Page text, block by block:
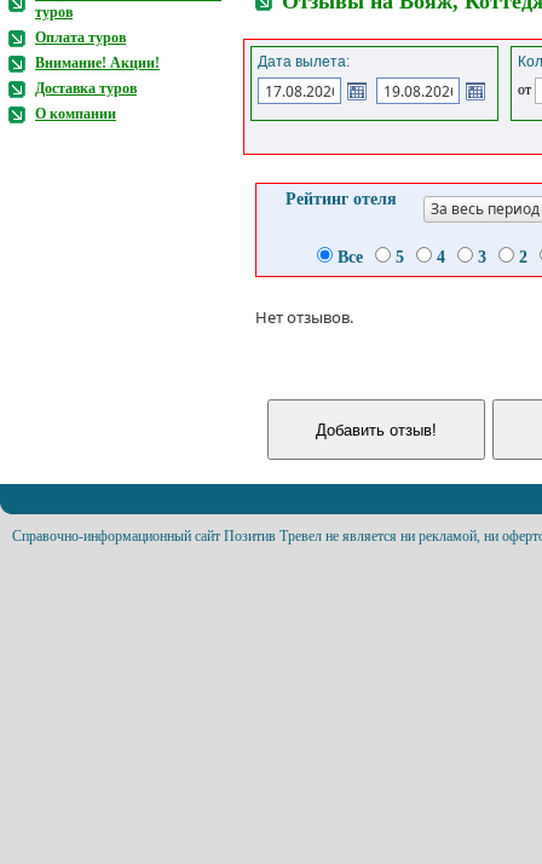
туров
Оплата туров
Внимание! Акции!
Доставка туров
О компании
Дата вылета:
от
Рейтинг отеля За весь период
Все 5 4 3 2
Нет отзывов.
Справочно-информационный сайт Позитив Тревел не является ни рекламой, ни